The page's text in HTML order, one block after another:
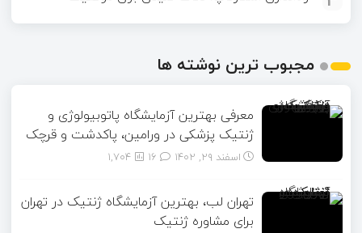
مجبوب ترین نوشته ها
معرفی بهترین آزمایشگاه پاتوبیولوژی و
ژنتیک پزشکی در ورامین، پاکدشت و قرچک
اسفند ۲۹, ۱۴۰۲ 1,704
تهران لب، بهترین آزمایشگاه ژنتیک در تهران
برای مشاوره ژنتیک